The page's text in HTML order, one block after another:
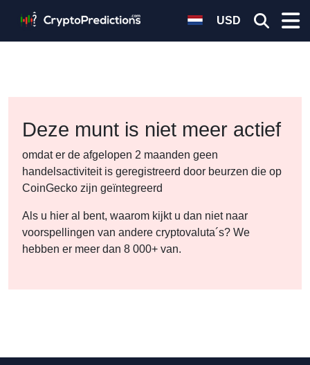
USD
Deze munt is niet meer actief
omdat er de afgelopen 2 maanden geen
handelsactiviteit is geregistreerd door beurzen die op
CoinGecko zijn geïntegreerd
Als u hier al bent, waarom kijkt u dan niet naar
voorspellingen van andere cryptovaluta´s? We
hebben er meer dan 8 000+ van.